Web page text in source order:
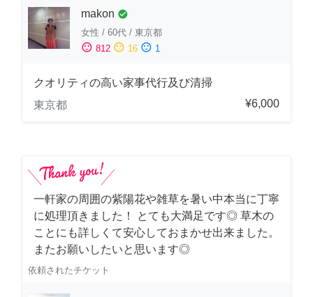
makon check_circle
女性 / 60代 / 東京都
sentiment_satisfied 812 sentiment_neutral 16 sentiment_dissatisfied 1
クオリティの高い家事代行及び清掃
東京都
¥6,000
一軒家の周囲の紫陽花や雑草を暑い中本当に丁寧
に処理頂きました！ とても大満足です◎ 草木の
ことにも詳しくて安心しておまかせ出来ました。
またお願いしたいと思います◎
依頼されたチケット